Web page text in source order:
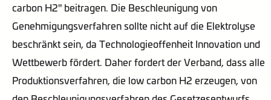
carbon H2" beitragen. Die Beschleunigung von
Genehmigungsverfahren sollte nicht auf die Elektrolyse
beschränkt sein, da Technologieoffenheit Innovation und
Wettbewerb fördert. Daher fordert der Verband, dass alle
Produktionsverfahren, die low carbon H2 erzeugen, von